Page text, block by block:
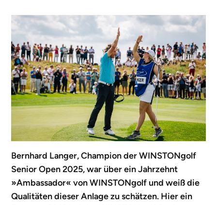
Bernhard Langer, Champion der WINSTONgolf
Senior Open 2025, war über ein Jahrzehnt
»Ambassador« von WINSTONgolf und weiß die
Qualitäten dieser Anlage zu schätzen. Hier ein